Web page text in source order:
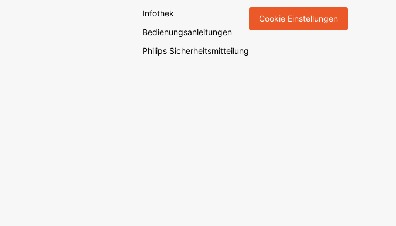
Infothek
Bedienungsanleitungen
Philips Sicherheitsmitteilung
Cookie Einstellungen